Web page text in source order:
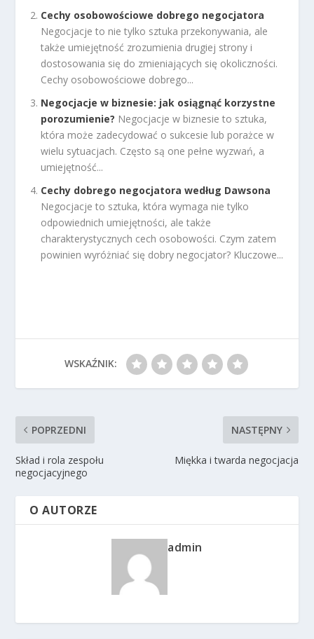
Cechy osobowościowe dobrego negocjatora
Negocjacje to nie tylko sztuka przekonywania, ale
także umiejętność zrozumienia drugiej strony i
dostosowania się do zmieniających się okoliczności.
Cechy osobowościowe dobrego...
Negocjacje w biznesie: jak osiągnąć korzystne
porozumienie? Negocjacje w biznesie to sztuka,
która może zadecydować o sukcesie lub porażce w
wielu sytuacjach. Często są one pełne wyzwań, a
umiejętność...
Cechy dobrego negocjatora według Dawsona
Negocjacje to sztuka, która wymaga nie tylko
odpowiednich umiejętności, ale także
charakterystycznych cech osobowości. Czym zatem
powinien wyróżniać się dobry negocjator? Kluczowe...
WSKAŹNIK:
POPRZEDNI
Skład i rola zespołu
negocjacyjnego
NASTĘPNY
Miękka i twarda negocjacja
O AUTORZE
admin